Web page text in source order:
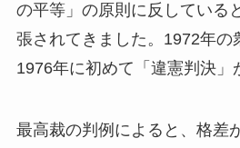
の平等」の原則に反している
張されてきました。1972年の
1976年に初めて「違憲判決」
最高裁の判例によると、格差